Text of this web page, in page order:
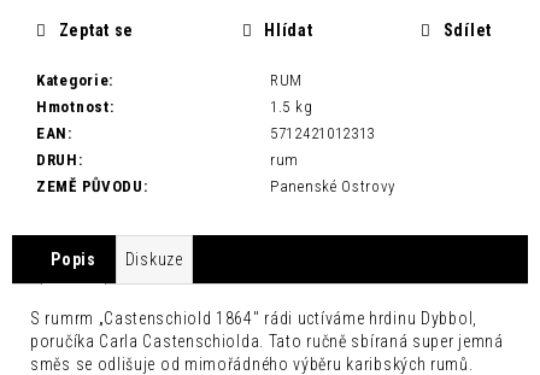
Kategorie:
RUM
Hmotnost:
1.5 kg
EAN :
5712421012313
DRUH :
rum
ZEMĚ PŮVODU : Panenské Ostrovy
Zeptat se Hlídat Sdílet
Popis Diskuze
S rumrm „Castenschiold 1864" rádi uctíváme hrdinu Dybbol,
poručíka Carla Castenschiolda. Tato ručně sbíraná super jemná
směs se odlišuje od mimořádného výběru karibských rumů.
o
p
o
u
u
e
m
e